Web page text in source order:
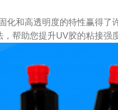
化和高透明度的特性赢得
帮助您提升UV胶的粘接强